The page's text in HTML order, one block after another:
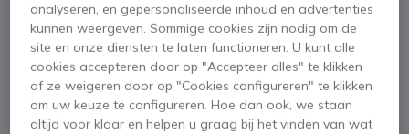
analyseren, en gepersonaliseerde inhoud en advertenties
kunnen weergeven. Sommige cookies zijn nodig om de
site en onze diensten te laten functioneren. U kunt alle
cookies accepteren door op "Accepteer alles" te klikken
of ze weigeren door op "Cookies configureren" te klikken
om uw keuze te configureren. Hoe dan ook, we staan
altijd voor klaar en helpen u graag bij het vinden van wat